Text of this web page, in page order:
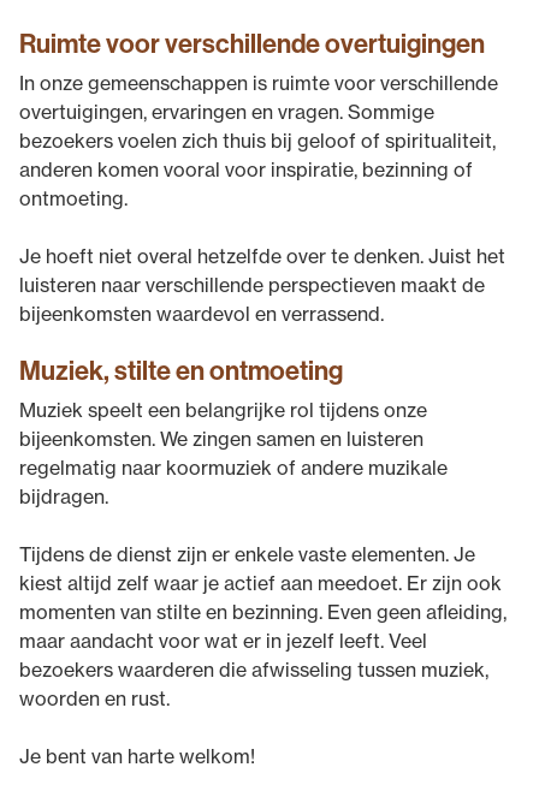
Ruimte voor verschillende overtuigingen
In onze gemeenschappen is ruimte voor verschillende
overtuigingen, ervaringen en vragen. Sommige
bezoekers voelen zich thuis bij geloof of spiritualiteit,
anderen komen vooral voor inspiratie, bezinning of
ontmoeting.
Je hoeft niet overal hetzelfde over te denken. Juist het
luisteren naar verschillende perspectieven maakt de
bijeenkomsten waardevol en verrassend.
Muziek, stilte en ontmoeting
Muziek speelt een belangrijke rol tijdens onze
bijeenkomsten. We zingen samen en luisteren
regelmatig naar koormuziek of andere muzikale
bijdragen.
Tijdens de dienst zijn er enkele vaste elementen. Je
kiest altijd zelf waar je actief aan meedoet. Er zijn ook
momenten van stilte en bezinning. Even geen afleiding,
maar aandacht voor wat er in jezelf leeft. Veel
bezoekers waarderen die afwisseling tussen muziek,
woorden en rust.
Je bent van harte welkom!